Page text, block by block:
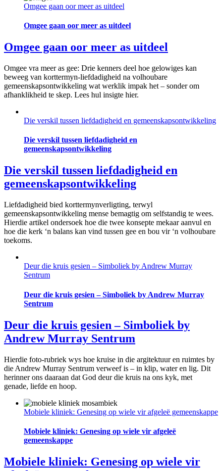
Omgee gaan oor meer as uitdeel
Omgee gaan oor meer as uitdeel
Omgee gaan oor meer as uitdeel
Omgee vra meer as gee: Drie kenners deel hoe gelowiges kan
beweeg van korttermyn-liefdadigheid na volhoubare
gemeenskapsontwikkeling wat werklik impak het – sonder om
afhanklikheid te skep. Lees hul insigte hier.
Die verskil tussen liefdadigheid en gemeenskapsontwikkeling
Die verskil tussen liefdadigheid en
gemeenskapsontwikkeling
Die verskil tussen liefdadigheid en
gemeenskapsontwikkeling
Liefdadigheid bied korttermynverligting, terwyl
gemeenskapsontwikkeling mense bemagtig om selfstandig te wees.
Hierdie artikel ondersoek hoe die twee konsepte mekaar aanvul en
hoe die kerk ‘n balans kan vind tussen gee en bou vir ‘n volhoubare
toekoms.
Deur die kruis gesien – Simboliek by Andrew Murray
Sentrum
Deur die kruis gesien – Simboliek by Andrew Murray
Sentrum
Deur die kruis gesien – Simboliek by
Andrew Murray Sentrum
Hierdie foto-rubriek wys hoe kruise in die argitektuur en ruimtes by
die Andrew Murray Sentrum verweef is – in klip, water en lig. Dit
herinner ons daaraan dat God deur die kruis na ons kyk, met
genade, liefde en hoop.
Mobiele kliniek: Genesing op wiele vir afgeleë gemeenskappe
Mobiele kliniek: Genesing op wiele vir afgeleë
gemeenskappe
Mobiele kliniek: Genesing op wiele vir